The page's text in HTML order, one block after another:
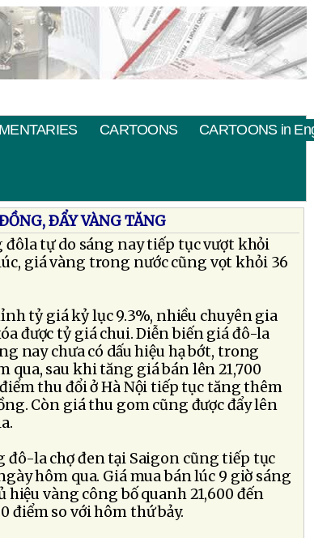
CARTOONS CARTOONS in English
ÐẨY VÀNG TĂNG
tự do sáng nay tiếp tục vượt khỏi
giá vàng trong nước cũng vọt khỏi 36
tỷ giá kỷ lục 9.3%, nhiều chuyên gia
được tỷ giá chui. Diễn biến giá đô-la
nay chưa có dấu hiệu hạ bớt, trong
qua, sau khi tăng giá bán lên 21,700
thu đổi ở Hà Nội tiếp tục tăng thêm
Còn giá thu gom cũng được đẩy lên
la chợ đen tại Saigon cũng tiếp tục
hôm qua. Giá mua bán lúc 9 giờ sáng
hiệu vàng công bố quanh 21,600 đến
điểm so với hôm thứ bảy.